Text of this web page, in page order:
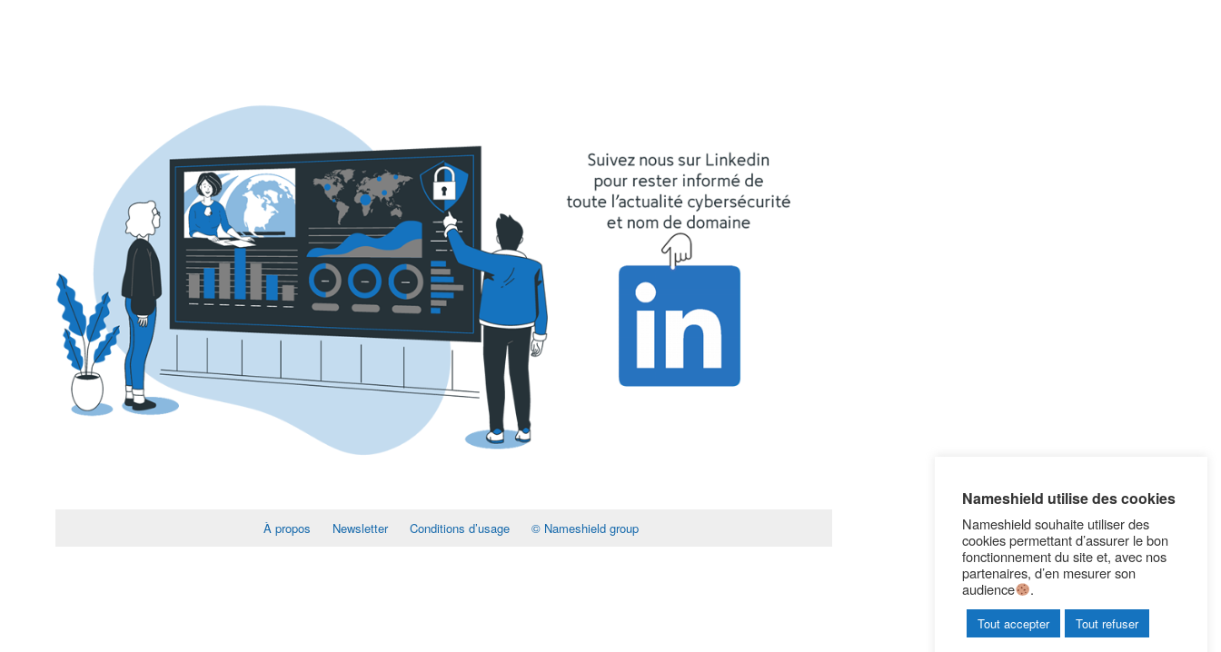
À propos Newsletter Conditions d’usage © Nameshield group
Nameshield utilise des cookies
Nameshield souhaite utiliser des
cookies permettant d’assurer le bon
fonctionnement du site et, avec nos
partenaires, d’en mesurer son
audience
.
Tout accepter Tout refuser